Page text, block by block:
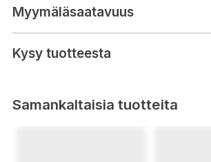
Myymäläsaatavuus
Kysy tuotteesta
Samankaltaisia tuotteita